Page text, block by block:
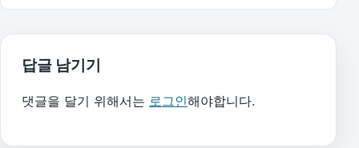
답글 남기기
댓글을 달기 위해서는 로그인해야합니다.